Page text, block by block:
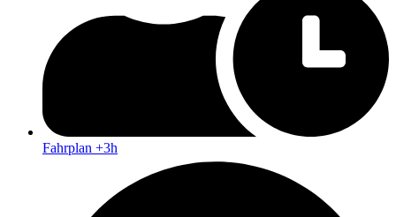
Fahrplan +3h